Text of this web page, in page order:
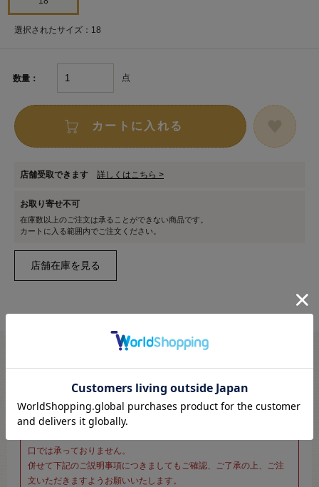
選択されたサイズ：18
数量： 点
カートに入れる
店舗受取できます 詳しくはこちら >
お取り寄せ不可
在庫数以上のご注文は承ることができない商品です。
カートに入る範囲内でご注文ください。
※新宿オカダヤ本店お取り扱い商品のご注文専用ページです※
こちらのページは、店頭にてあらかじめ商品詳細および商品コード
をご確認いただいた上でご注文いただけるページです。
そのため、商品画像および詳細は記載しておりません。
口では承っておりません。
併せて下記のご説明事項につきましてもご確認、ご了承の上、ご注
文いただきますようお願いいたします。